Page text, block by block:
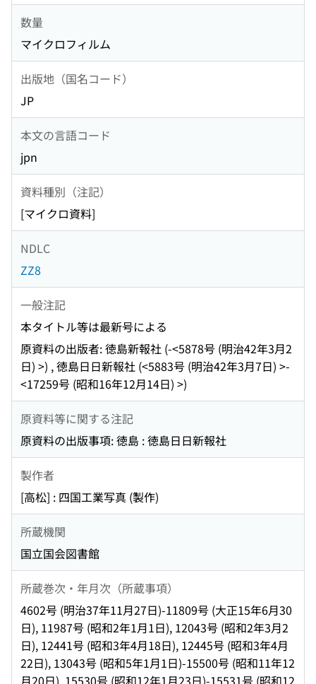
数量
マイクロフィルム
出版地（国名コード）
JP
本文の言語コード
jpn
資料種別（注記）
[マイクロ資料]
NDLC
ZZ8
一般注記
本タイトル等は最新号による
原資料の出版者: 徳島新報社 (-<5878号 (明治42年3月2
日) >) , 徳島日日新報社 (<5883号 (明治42年3月7日) >-
<17259号 (昭和16年12月14日) >)
原資料等に関する注記
原資料の出版事項: 徳島 : 徳島日日新報社
製作者
[高松] : 四国工業写真 (製作)
所蔵機関
国立国会図書館
所蔵巻次・年月次（所蔵事項）
4602号 (明治37年11月27日)-11809号 (大正15年6月30
日), 11987号 (昭和2年1月1日), 12043号 (昭和2年3月2
日), 12441号 (昭和3年4月18日), 12445号 (昭和3年4月
22日), 13043号 (昭和5年1月1日)-15500号 (昭和11年12
月20日), 15530号 (昭和12年1月23日)-15531号 (昭和12